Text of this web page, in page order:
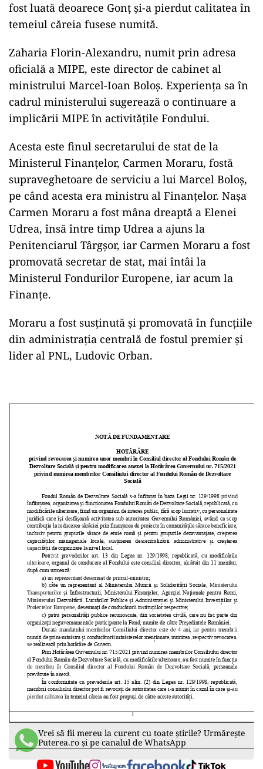
fost luată deoarece Gonț și-a pierdut calitatea în
temeiul căreia fusese numită.
Zaharia Florin-Alexandru, numit prin adresa
oficială a MIPE, este director de cabinet al
ministrului Marcel-Ioan Boloș. Experiența sa în
cadrul ministerului sugerează o continuare a
implicării MIPE în activitățile Fondului.
Acesta este finul secretarului de stat de la
Ministerul Finanțelor, Carmen Moraru, fostă
supraveghetoare de serviciu a lui Marcel Boloș,
pe când acesta era ministru al Finanțelor. Nașa
Carmen Moraru a fost mâna dreaptă a Elenei
Udrea, însă între timp Udrea a ajuns la
Penitenciarul Târgșor, iar Carmen Moraru a fost
promovată secretar de stat, mai întâi la
Ministerul Fondurilor Europene, iar acum la
Finanțe.
Moraru a fost susținută și promovată în funcțiile
din administrația centrală de fostul premier și
lider al PNL, Ludovic Orban.
Vrei să fii mereu la curent cu toate știrile? Urmărește
Puterea.ro și pe canalul de WhatsApp